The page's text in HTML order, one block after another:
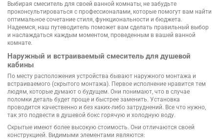
Выбирая смеситель для своей ванной комнаты, не забудьте
проконсультироваться с профессионалами, которые помогут вам найти
оптимальное сочетание стиля, функциональности и бюджета.
Надеемся, наш путеводитель поможет вам сделать правильный выбор
и наслаждаться каждым моментом, проведенным в вашей ванной
комнате.
Наружный и встраиваемый смеситель для душевой
кабины
По месту расположения устройства бывают наружного монтажа и
встраиваемого (скрытого монтажа). Первое исполнение нравится тем
людям, которые думают о будущем. Они понимают, что в случае
поломки деталь будет проще и быстрее заменить. Установка
проводится качественно и без каких-либо затруднений. Все что нужно,
так это подвести в душевой бокс горячую и холодную воду.
Скрытые имеют более высокую стоимость. Они отличаются своей
конструкцией. Видимыми элементами являются: